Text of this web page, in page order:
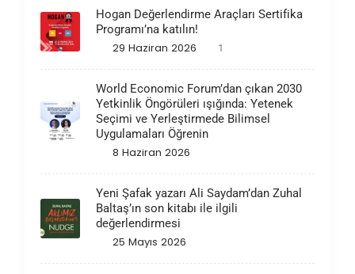
Hogan Değerlendirme Araçları Sertifika
Programı’na katılın!
29 Haziran 2026 1
World Economic Forum’dan çıkan 2030
Yetkinlik Öngörüleri ışığında: Yetenek
Seçimi ve Yerleştirmede Bilimsel
Uygulamaları Öğrenin
8 Haziran 2026
Yeni Şafak yazarı Ali Saydam’dan Zuhal
Baltaş’ın son kitabı ile ilgili
değerlendirmesi
25 Mayıs 2026